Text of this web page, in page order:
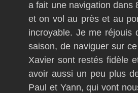
a fait une navigation dans
et on vol au près et au
incroyable. Je me réjouis
saison, de naviguer sur
Xavier sont restés fidèle
avoir aussi un peu plus
Paul et Yann, qui vont